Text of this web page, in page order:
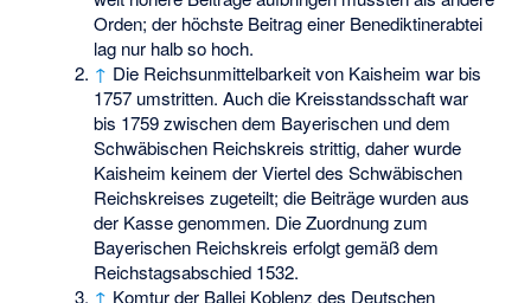
Orden; der höchste Beitrag einer Benediktinerabtei
lag nur halb so hoch.
↑ Die Reichsunmittelbarkeit von Kaisheim war bis
1757 umstritten. Auch die Kreisstandsschaft war
bis 1759 zwischen dem Bayerischen und dem
Schwäbischen Reichskreis strittig, daher wurde
Kaisheim keinem der Viertel des Schwäbischen
Reichskreises zugeteilt; die Beiträge wurden aus
der Kasse genommen. Die Zuordnung zum
Bayerischen Reichskreis erfolgt gemäß dem
Reichstagsabschied 1532.
↑ Komtur der Ballei Koblenz des Deutschen